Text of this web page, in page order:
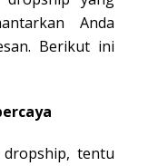
Anda
Berikut ini
dropship, tentu